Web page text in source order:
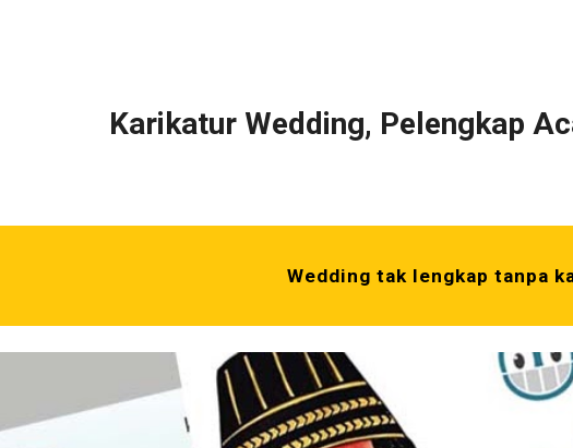
Karikatur Wedding, Pelengkap
Wedding tak lengkap tanpa